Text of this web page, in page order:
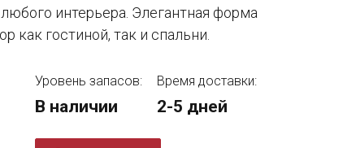
интерьера. Элегантная форма
как гостиной, так и спальни.
Уровень запасов:
В наличии
Время доставки:
2-5 дней